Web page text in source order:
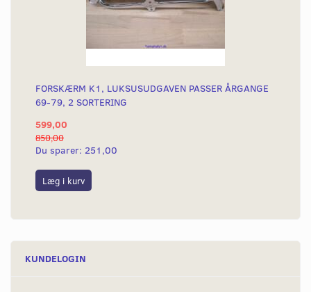
FORSKÆRM K1, LUKSUSUDGAVEN PASSER ÅRGANGE
69-79, 2 SORTERING
599,00
850,00
Du sparer: 251,00
Læg i kurv
KUNDELOGIN